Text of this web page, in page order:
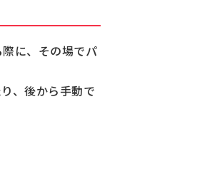
に、その場でパ
、後から手動で